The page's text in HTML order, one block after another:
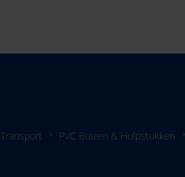
Transport PVC Buizen & Hulpstukken